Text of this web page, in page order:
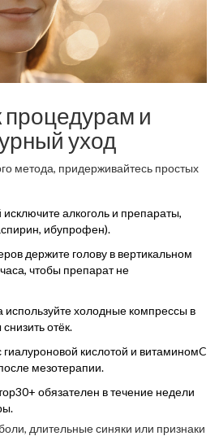
процедурам и
уход
метода, придерживайтесь простых
алкоголь и препараты,
ибупрофен).
держите голову в вертикальном
чтобы препарат не
используйте холодные компрессы в
отёк.
кислотой и витаминомC
мезотерапии.
обязателен в течение недели
длительные синяки или признаки